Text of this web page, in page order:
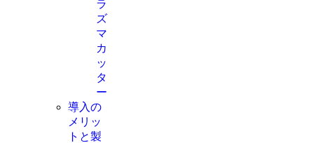
ラ
ズ
マ
カ
ッ
タ
ー
導入の
メリッ
トと製